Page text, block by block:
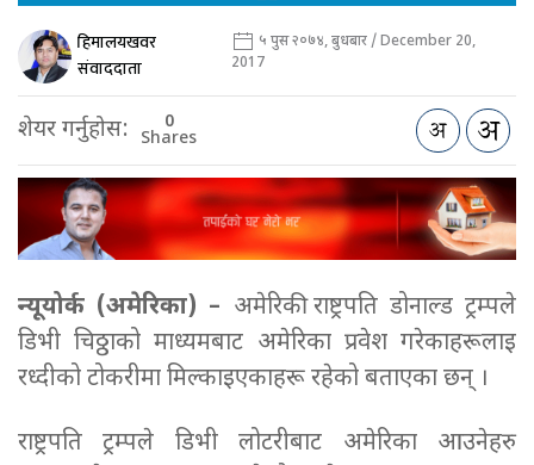
हिमालयखवर
संवाददाता
५ पुस २०७४, बुधबार / December 20,
2017
शेयर गर्नुहोस: 0
Shares
न्यूयोर्क (अमेरिका) – अमेरिकी राष्ट्रपति डोनाल्ड ट्रम्पले
डिभी चिठ्ठाको माध्यमबाट अमेरिका प्रवेश गरेकाहरूलाइ
रध्दीको टोकरीमा मिल्काइएकाहरू रहेको बताएका छन् ।
राष्ट्रपति ट्रम्पले डिभी लोटरीबाट अमेरिका आउनेहरु